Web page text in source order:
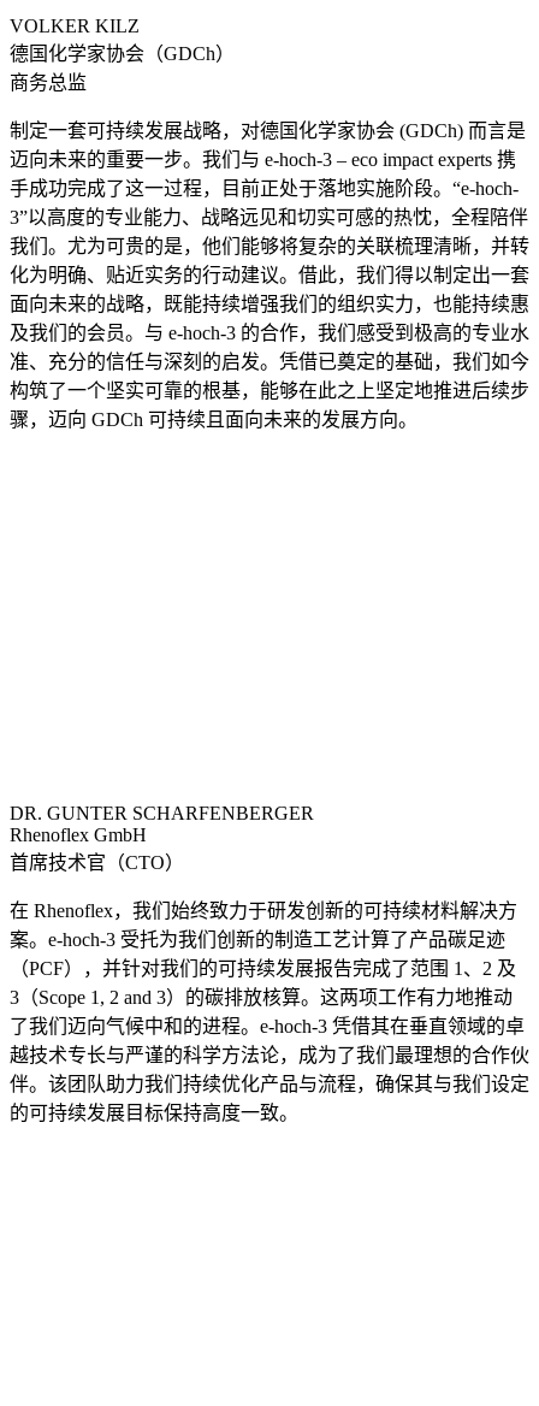
VOLKER KILZ
德国化学家协会（GDCh）
商务总监
制定一套可持续发展战略，对德国化学家协会 (GDCh) 而言是
迈向未来的重要一步。我们与 e-hoch-3 – eco impact experts 携
手成功完成了这一过程，目前正处于落地实施阶段。“e-hoch-
3”以高度的专业能力、战略远见和切实可感的热忱，全程陪伴
我们。尤为可贵的是，他们能够将复杂的关联梳理清晰，并转
化为明确、贴近实务的行动建议。借此，我们得以制定出一套
面向未来的战略，既能持续增强我们的组织实力，也能持续惠
及我们的会员。与 e-hoch-3 的合作，我们感受到极高的专业水
准、充分的信任与深刻的启发。凭借已奠定的基础，我们如今
构筑了一个坚实可靠的根基，能够在此之上坚定地推进后续步
骤，迈向 GDCh 可持续且面向未来的发展方向。
DR. GUNTER SCHARFENBERGER
Rhenoflex GmbH
首席技术官（CTO）
在 Rhenoflex，我们始终致力于研发创新的可持续材料解决方
案。e-hoch-3 受托为我们创新的制造工艺计算了产品碳足迹
（PCF），并针对我们的可持续发展报告完成了范围 1、2 及
3（Scope 1, 2 and 3）的碳排放核算。这两项工作有力地推动
了我们迈向气候中和的进程。e-hoch-3 凭借其在垂直领域的卓
越技术专长与严谨的科学方法论，成为了我们最理想的合作伙
伴。该团队助力我们持续优化产品与流程，确保其与我们设定
的可持续发展目标保持高度一致。